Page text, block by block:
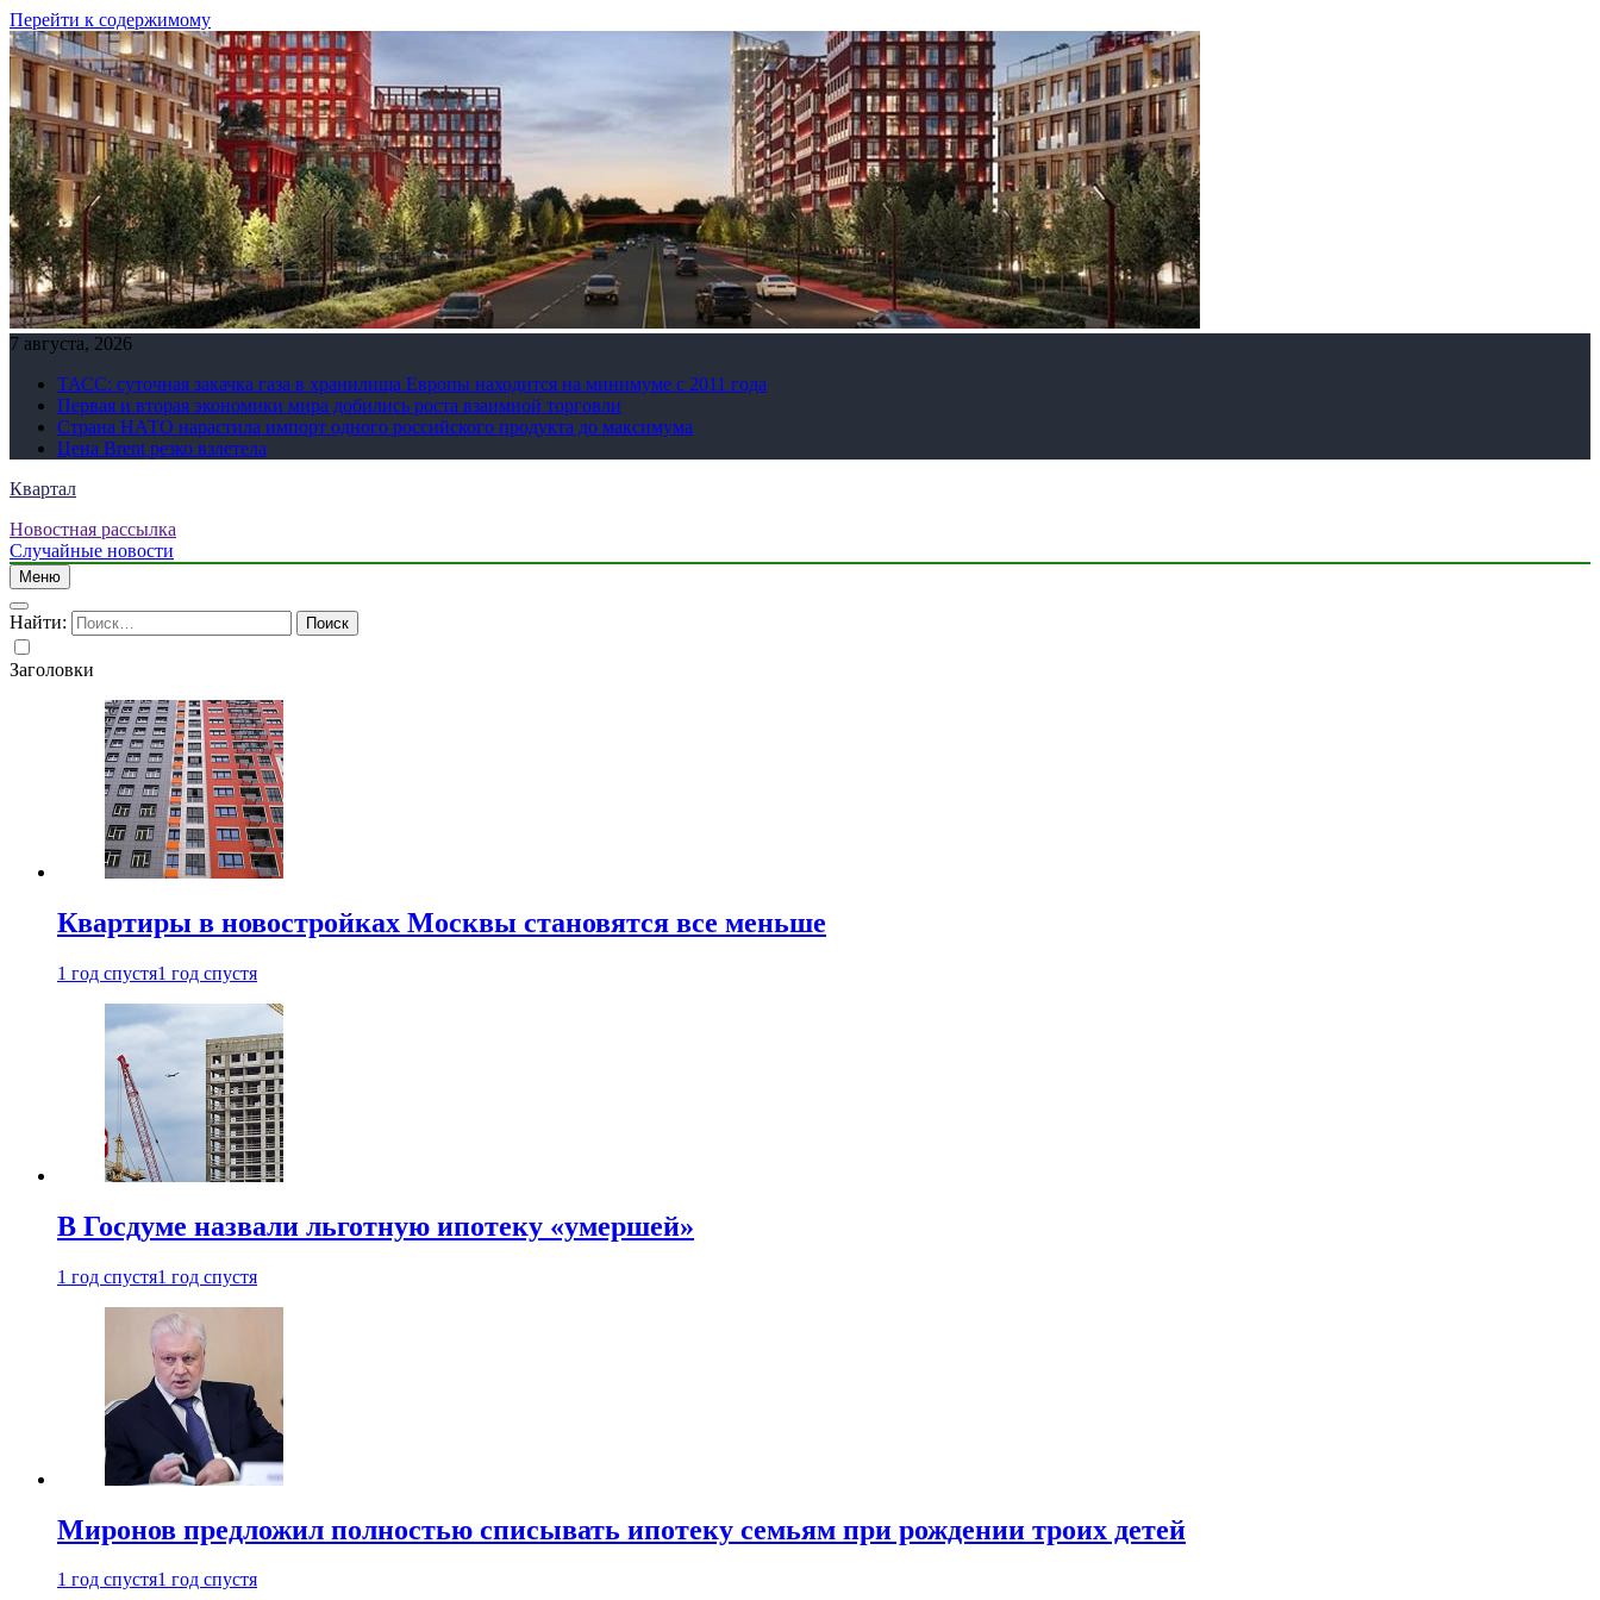
Перейти к содержимому
7 августа, 2026
ТАСС: суточная закачка газа в хранилища Европы находится на минимуме с 2011 года
Первая и вторая экономики мира добились роста взаимной торговли
Страна НАТО нарастила импорт одного российского продукта до максимума
Цена Brent резко взлетела
Квартал
Новостная рассылка
Случайные новости
Меню
Найти:
Заголовки
Квартиры в новостройках Москвы становятся все меньше
1 год спустя1 год спустя
В Госдуме назвали льготную ипотеку «умершей»
1 год спустя1 год спустя
Миронов предложил полностью списывать ипотеку семьям при рождении троих детей
1 год спустя1 год спустя